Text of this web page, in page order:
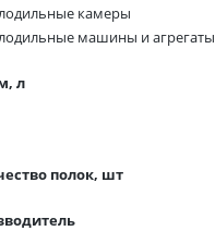
камеры
машины и агрегаты
л
полок, шт